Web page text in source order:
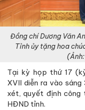
Đồng chí Dương Văn
Tỉnh ủy tặng hoa
Tại kỳ họp thứ 17
XVII diễn ra vào
xét, quyết định công
HĐND tỉnh.